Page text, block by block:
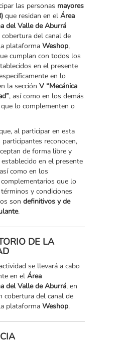
las personas mayores
que residan en el Área
del Valle de Aburrá
del canal de
plataforma Weshop,
cumplan con todos los
en el presente
en lo
la sección V “Mecánica
, así como en los demás
lo complementen o
al participar en esta
reconocen,
de forma libre y
en el presente
como en los
que lo
y condiciones
son definitivos y de
.
DE LA
se llevará a cabo
en el Área
del Valle de Aburrá, en
cobertura del canal de
plataforma Weshop.